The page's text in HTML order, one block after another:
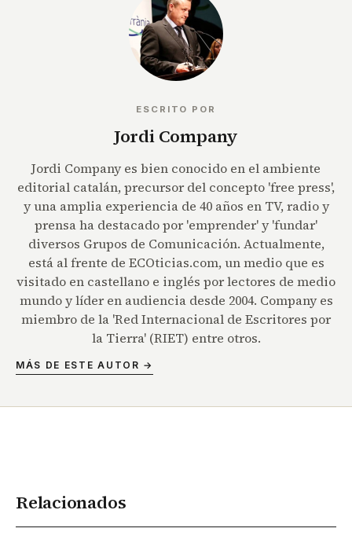
ESCRITO POR
Jordi Company
Jordi Company es bien conocido en el ambiente
editorial catalán, precursor del concepto 'free press',
y una amplia experiencia de 40 años en TV, radio y
prensa ha destacado por 'emprender' y 'fundar'
diversos Grupos de Comunicación. Actualmente,
está al frente de ECOticias.com, un medio que es
visitado en castellano e inglés por lectores de medio
mundo y líder en audiencia desde 2004. Company es
miembro de la 'Red Internacional de Escritores por
la Tierra' (RIET) entre otros.
MÁS DE ESTE AUTOR →
Relacionados